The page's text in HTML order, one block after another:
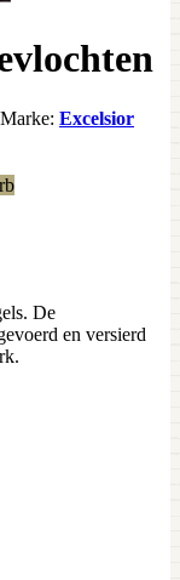
Marke: Excelsior
De
en versierd